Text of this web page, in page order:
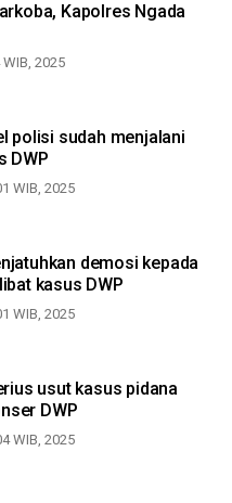
Kapolres Ngada
2025
polisi sudah menjalani
DWP
WIB, 2025
demosi kepada
kasus DWP
WIB, 2025
usut kasus pidana
DWP
WIB, 2025